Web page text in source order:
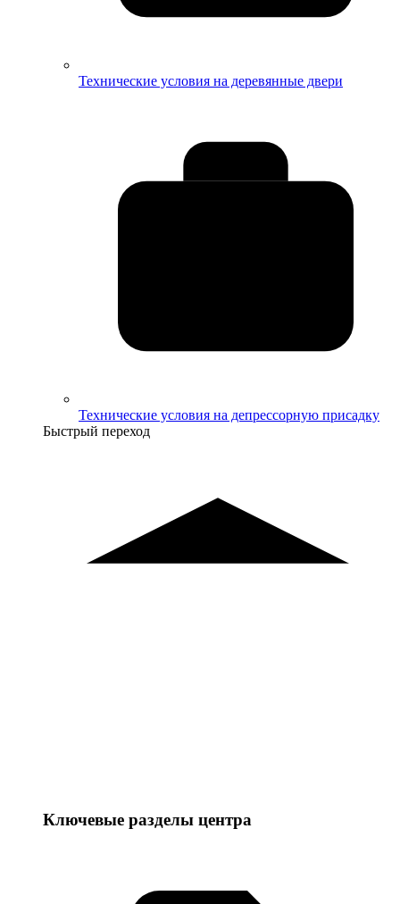
Технические условия на деревянные двери
Технические условия на депрессорную присадку
Быстрый переход
Ключевые разделы центра